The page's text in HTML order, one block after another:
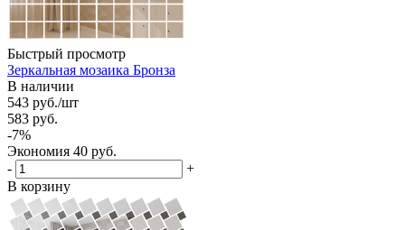
Быстрый просмотр
Зеркальная мозаика Бронза
В наличии
543 руб./шт
583 руб.
-7%
Экономия 40 руб.
-
+
В корзину